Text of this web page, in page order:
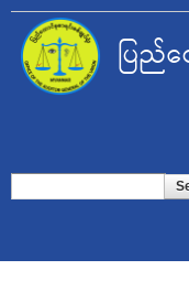
ပြည်ထ
Search form